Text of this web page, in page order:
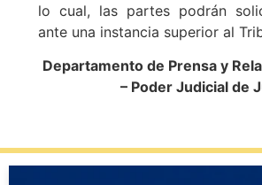
lo cual, las partes podrán
ante una instancia superior al
Departamento de Prensa y
– Poder Judicial de